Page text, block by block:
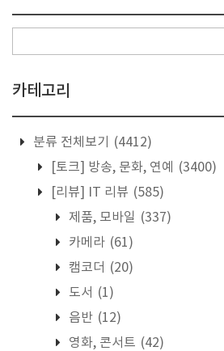
카테고리
분류 전체보기
(4412)
[토크] 방송, 문화, 연예
(3400)
[리뷰] IT 리뷰 (585)
제품, 모바일 (337)
카메라 (61)
캠코더 (20)
도서 (1)
음반 (12)
영화, 콘서트 (42)